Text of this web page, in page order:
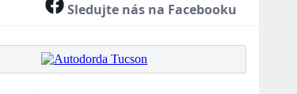
Sledujte nás na Facebooku